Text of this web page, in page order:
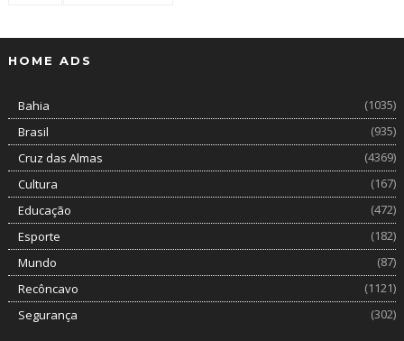
HOME ADS
Bahia
(1035)
Brasil
(935)
Cruz das Almas
(4369)
Cultura
(167)
Educação
(472)
Esporte
(182)
Mundo
(87)
Recôncavo
(1121)
Segurança
(302)